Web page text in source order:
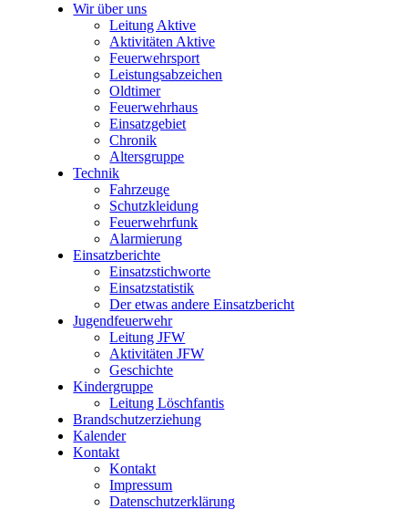
Wir über uns
Leitung Aktive
Aktivitäten Aktive
Feuerwehrsport
Leistungsabzeichen
Oldtimer
Feuerwehrhaus
Einsatzgebiet
Chronik
Altersgruppe
Technik
Fahrzeuge
Schutzkleidung
Feuerwehrfunk
Alarmierung
Einsatzberichte
Einsatzstichworte
Einsatzstatistik
Der etwas andere Einsatzbericht
Jugendfeuerwehr
Leitung JFW
Aktivitäten JFW
Geschichte
Kindergruppe
Leitung Löschfantis
Brandschutzerziehung
Kalender
Kontakt
Kontakt
Impressum
Datenschutzerklärung